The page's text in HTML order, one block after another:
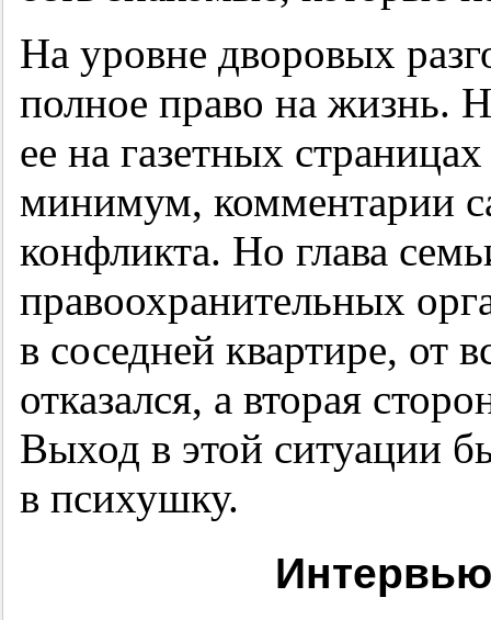
На уровне дворовых
полное право на жизнь.
ее на газетных
минимум, комментарии
конфликта. Но глава
правоохранительных
в соседней квартире, от
отказался, а вторая
Выход в этой ситуации
в психушку.